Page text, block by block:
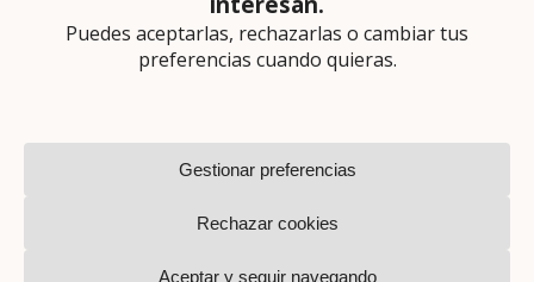
En calidad de afiliado de Amazon obtengo
ingresos por las compras adscritas que